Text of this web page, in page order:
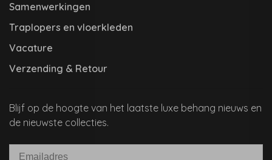
Samenwerkingen
Traplopers en vloerkleden
Vacature
Verzending & Retour
Blijf op de hoogte van het laatste luxe behang nieuws en
de nieuwste collecties.